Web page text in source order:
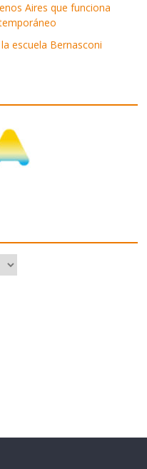
Aires que funciona
escuela Bernasconi